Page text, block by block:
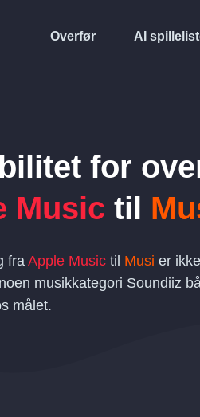
Overfør AI
for
Music til
fra Apple Music til Musi er
musikkategori Soundiiz
målet.